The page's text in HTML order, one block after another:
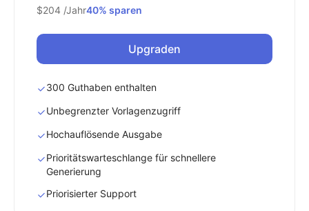
$204 /Jahr40% sparen
Upgraden
300 Guthaben enthalten
Unbegrenzter Vorlagenzugriff
Hochauflösende Ausgabe
Prioritätswarteschlange für schnellere
Generierung
Priorisierter Support